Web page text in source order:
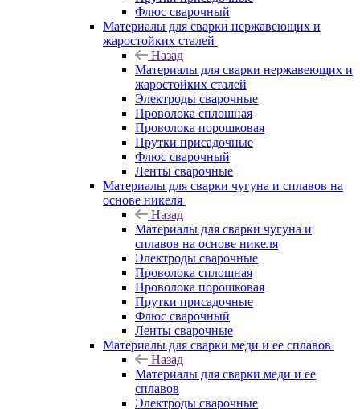
Флюс сварочный
Материалы для сварки нержавеющих и
жаростойких сталей
Назад
Материалы для сварки нержавеющих и
жаростойких сталей
Электроды сварочные
Проволока сплошная
Проволока порошковая
Прутки присадочные
Флюс сварочный
Ленты сварочные
Материалы для сварки чугуна и сплавов на
основе никеля
Назад
Материалы для сварки чугуна и
сплавов на основе никеля
Электроды сварочные
Проволока сплошная
Проволока порошковая
Прутки присадочные
Флюс сварочный
Ленты сварочные
Материалы для сварки меди и ее сплавов
Назад
Материалы для сварки меди и ее
сплавов
Электроды сварочные